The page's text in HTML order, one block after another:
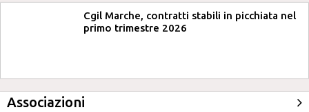
Cgil Marche, contratti stabili in picchiata nel
primo trimestre 2026
Associazioni